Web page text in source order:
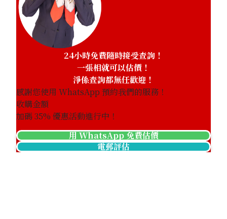
24小時免費隨時接受查詢！
一張相就可以估價！
淨係查詢都無任歡迎！
感謝您使用 WhatsApp 預約我們的服務！
收購金額
加碼35% 優惠活動進行中！
用 WhatsApp 免費估價
電郵評估